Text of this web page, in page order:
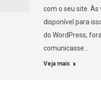
com o seu site.
disponível para
do WordPress,
comunicasse…
Veja mais